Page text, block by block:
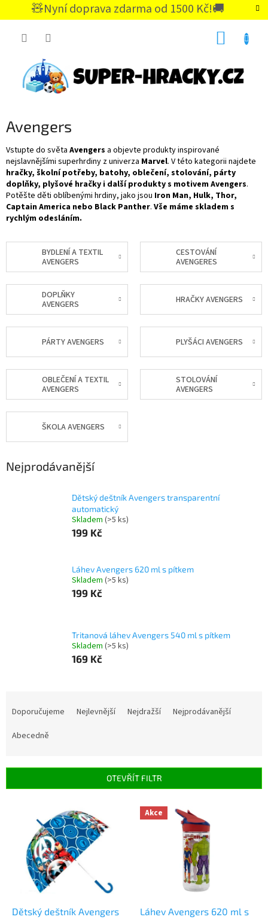
🧸Nyní doprava zdarma od 1500 Kč!🚚
CZK
Avengers
Vstupte do světa Avengers a objevte produkty inspirované
nejslavnějšími superhrdiny z univerza Marvel. V této kategorii najdete
hračky, školní potřeby, batohy, oblečení, stolování, párty
doplňky, plyšové hračky i další produkty s motivem Avengers.
Potěšte děti oblíbenými hrdiny, jako jsou Iron Man, Hulk, Thor,
Captain America nebo Black Panther. Vše máme skladem s
rychlým odesláním.
BYDLENÍ A TEXTIL
AVENGERS
CESTOVÁNÍ
AVENGERES
DOPLŇKY
AVENGERS
HRAČKY AVENGERS
PÁRTY AVENGERS PLYŠÁCI AVENGERS
OBLEČENÍ A TEXTIL
AVENGERS
STOLOVÁNÍ
AVENGERS
ŠKOLA AVENGERS
Nejprodávanější
Dětský deštník Avengers transparentní
automatický
Skladem (>5 ks)
199 Kč
Láhev Avengers 620 ml s pítkem
Skladem (>5 ks)
199 Kč
Tritanová láhev Avengers 540 ml s pítkem
Skladem (>5 ks)
169 Kč
r
Doporučujeme Nejlevnější Nejdražší
Nejprodávanější
Abecedně
OTEVŘÍT FILTR
Dětský deštník Avengers
Akce
Láhev Avengers 620 ml s